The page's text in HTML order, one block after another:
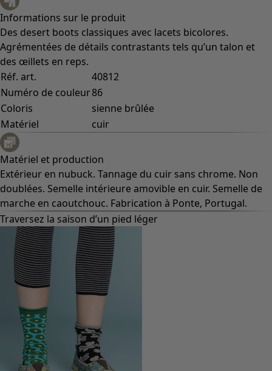
Informations sur le produit
Des desert boots classiques avec lacets bicolores.
Agrémentées de détails contrastants tels qu’un talon et
des œillets en reps.
Réf. art.
40812
Numéro de couleur86
Coloris
sienne brûlée
Matériel
cuir
Matériel et production
Extérieur en nubuck. Tannage du cuir sans chrome. Non
doublées. Semelle intérieure amovible en cuir. Semelle de
marche en caoutchouc. Fabrication à Ponte, Portugal.
Traversez la saison d’un pied léger